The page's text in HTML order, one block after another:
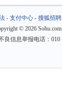
- 支付中心- 搜狐招聘
© 2026
良信息举报电话：010